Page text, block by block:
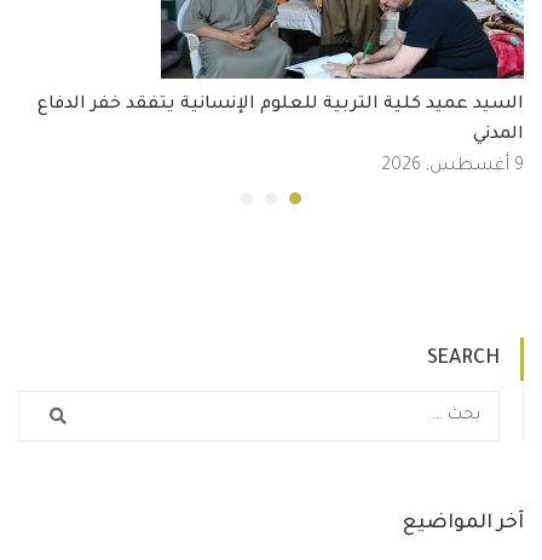
السيد عميد كلية التربية للعلوم الإنسانية يتفقد خفر الدفاع
المدني
9 أغسطس, 2026
SEARCH
آخر المواضيع